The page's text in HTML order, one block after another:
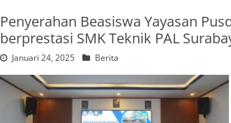
Penyerahan Beasiswa Yayasan
berprestasi SMK Teknik PAL
Januari 24, 2025 Berita